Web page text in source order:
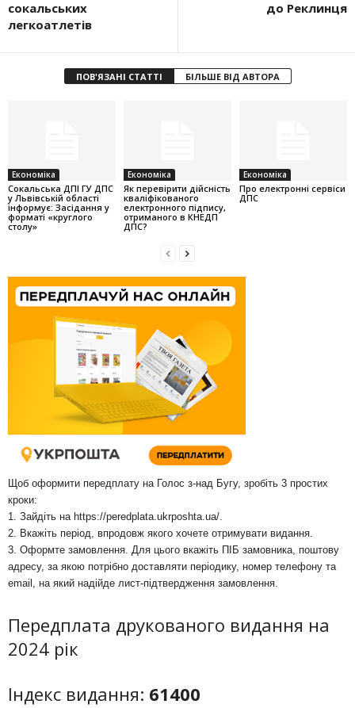
сокальських
легкоатлетів
до Реклинця
ПОВ'ЯЗАНІ СТАТТІ БІЛЬШЕ ВІД АВТОРА
Економіка
Cокальська ДПІ ГУ ДПС
у Львівській області
інформує: Засідання у
форматі «круглого
столу»
Економіка
Як перевірити дійсність
кваліфікованого
електронного підпису,
отриманого в КНЕДП
ДПС?
Економіка
Про електронні сервіси
ДПС
Щоб оформити передплату на Голос з-над Бугу, зробіть 3 простих
кроки:
1. Зайдіть на https://peredplata.ukrposhta.ua/.
2. Вкажіть період, впродовж якого хочете отримувати видання.
3. Оформте замовлення. Для цього вкажіть ПІБ замовника, поштову
адресу, за якою потрібно доставляти періодику, номер телефону та
email, на який надійде лист-підтвердження замовлення.
Передплата друкованого видання на
2024 рік
Індекс видання: 61400